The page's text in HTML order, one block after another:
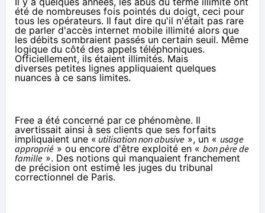
été de nombreuses fois pointés du doigt, ceci pour
tous les opérateurs. Il faut dire qu'il n'était pas rare
de parler d'accès internet mobile illimité alors que
les débits sombraient passés un certain seuil. Même
logique du côté des appels téléphoniques.
Officiellement, ils étaient illimités. Mais
diverses petites lignes appliquaient quelques
nuances à ce sans limites.
Free a été concerné par ce phénomène. Il
avertissait ainsi à ses clients que ses forfaits
impliquaient une « utilisation non abusive », un « usage
approprié » ou encore d'être exploité en « bon père de
famille ». Des notions qui manquaient franchement
de précision ont estimé les juges du tribunal
correctionnel de Paris.